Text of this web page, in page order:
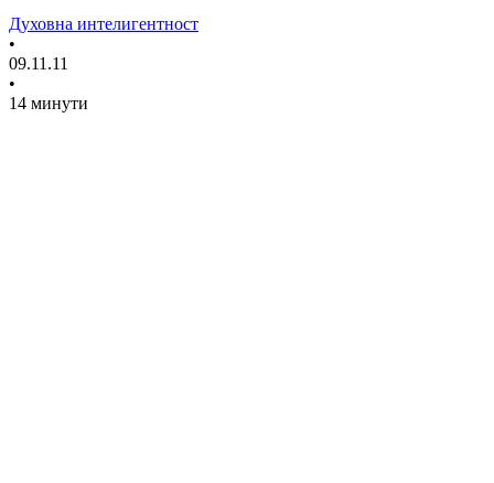
Духовна интелигентност
•
09.11.11
•
14 минути